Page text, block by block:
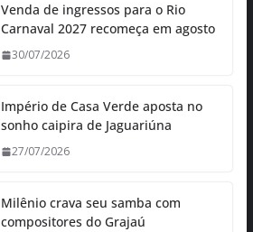
Venda de ingressos para o Rio
Carnaval 2027 recomeça em agosto
30/07/2026
Império de Casa Verde aposta no
sonho caipira de Jaguariúna
27/07/2026
Milênio crava seu samba com
compositores do Grajaú